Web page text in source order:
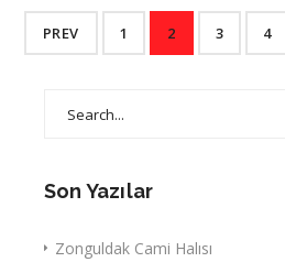
PREV 1 2 3 4
Son Yazılar
Zonguldak Cami Halısı